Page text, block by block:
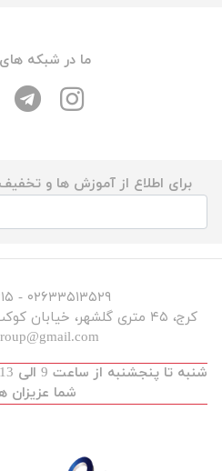
ما در شبکه
برای اطلاع از آموزش ها و
۰۲۶۳۳۵۱۳۵۲۹ - ۰۲۶۳۳۵۳۴۳۱۵
کرج، ۴۵ متری گلشهر، خیابان کوکب شرقی، عکس و فیلم مکث
شما عزیزان